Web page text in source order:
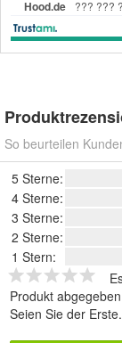
So beurteilen
5 Sterne:
4 Sterne:
3 Sterne:
2 Sterne:
1 Stern:
Produkt
Seien Sie der Erste.